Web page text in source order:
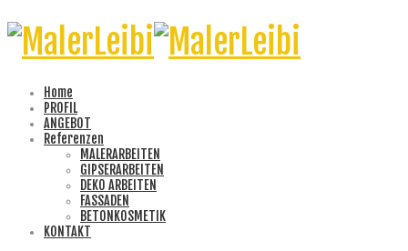
Home
PROFIL
ANGEBOT
Referenzen
MALERARBEITEN
GIPSERARBEITEN
DEKO ARBEITEN
FASSADEN
BETONKOSMETIK
KONTAKT